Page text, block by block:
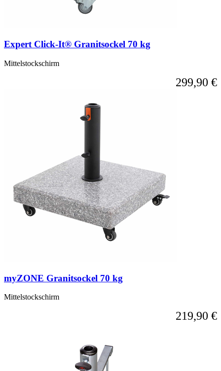
Expert Click-It® Granitsockel 70 kg
Mittelstockschirm
299,90 €
myZONE Granitsockel 70 kg
Mittelstockschirm
219,90 €